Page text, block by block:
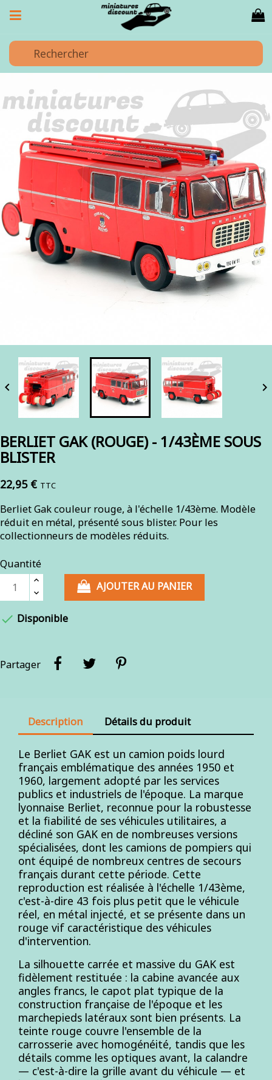
 
BERLIET GAK (ROUGE) - 1/43ÈME SOUS
BLISTER
22,95 € TTC
Berliet Gak couleur rouge, à l'échelle 1/43ème. Modèle
réduit en métal, présenté sous blister. Pour les
collectionneurs de modèles réduits.
Quantité
AJOUTER AU PANIER
 Disponible
Partager
Description Détails du produit
Le Berliet GAK est un camion poids lourd
français emblématique des années 1950 et
1960, largement adopté par les services
publics et industriels de l'époque. La marque
lyonnaise Berliet, reconnue pour la robustesse
et la fiabilité de ses véhicules utilitaires, a
décliné son GAK en de nombreuses versions
spécialisées, dont les camions de pompiers qui
ont équipé de nombreux centres de secours
français durant cette période. Cette
reproduction est réalisée à l'échelle 1/43ème,
c'est-à-dire 43 fois plus petit que le véhicule
réel, en métal injecté, et se présente dans un
rouge vif caractéristique des véhicules
d'intervention.
La silhouette carrée et massive du GAK est
fidèlement restituée : la cabine avancée aux
angles francs, le capot plat typique de la
construction française de l'époque et les
marchepieds latéraux sont bien présents. La
teinte rouge couvre l'ensemble de la
carrosserie avec homogénéité, tandis que les
détails comme les optiques avant, la calandre
— c'est-à-dire la grille avant du véhicule — et